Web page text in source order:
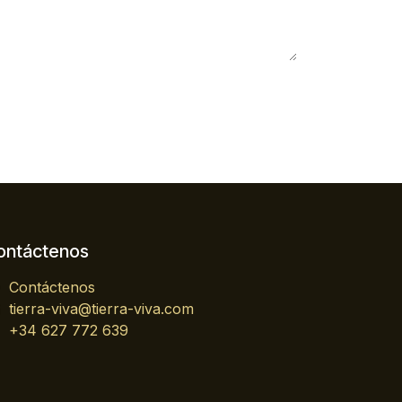
Contáctenos
tierra-viva@tierra-viva.com
+34 627 772 639